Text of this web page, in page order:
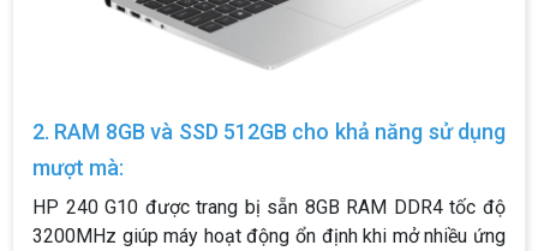
2. RAM 8GB và SSD 512GB cho khả năng sử dụng
mượt mà:
HP 240 G10 được trang bị sẵn 8GB RAM DDR4 tốc độ
3200MHz giúp máy hoạt động ổn định khi mở nhiều ứng